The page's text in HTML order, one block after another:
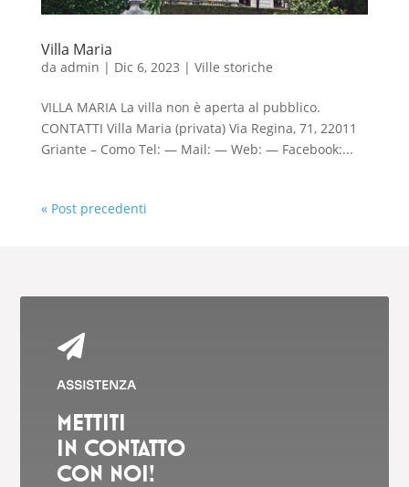
Villa Maria
da admin | Dic 6, 2023 | Ville storiche
VILLA MARIA La villa non è aperta al pubblico.
CONTATTI Villa Maria (privata) Via Regina, 71, 22011
Griante – Como Tel: — Mail: — Web: — Facebook:...
« Post precedenti

ASSISTENZA
METTITI
IN CONTATTO
CON NOI!